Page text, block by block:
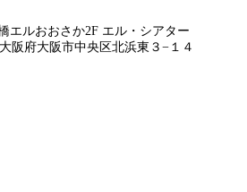
エルおおさか2F エル・シアター
阪府大阪市中央区北浜東３−１４